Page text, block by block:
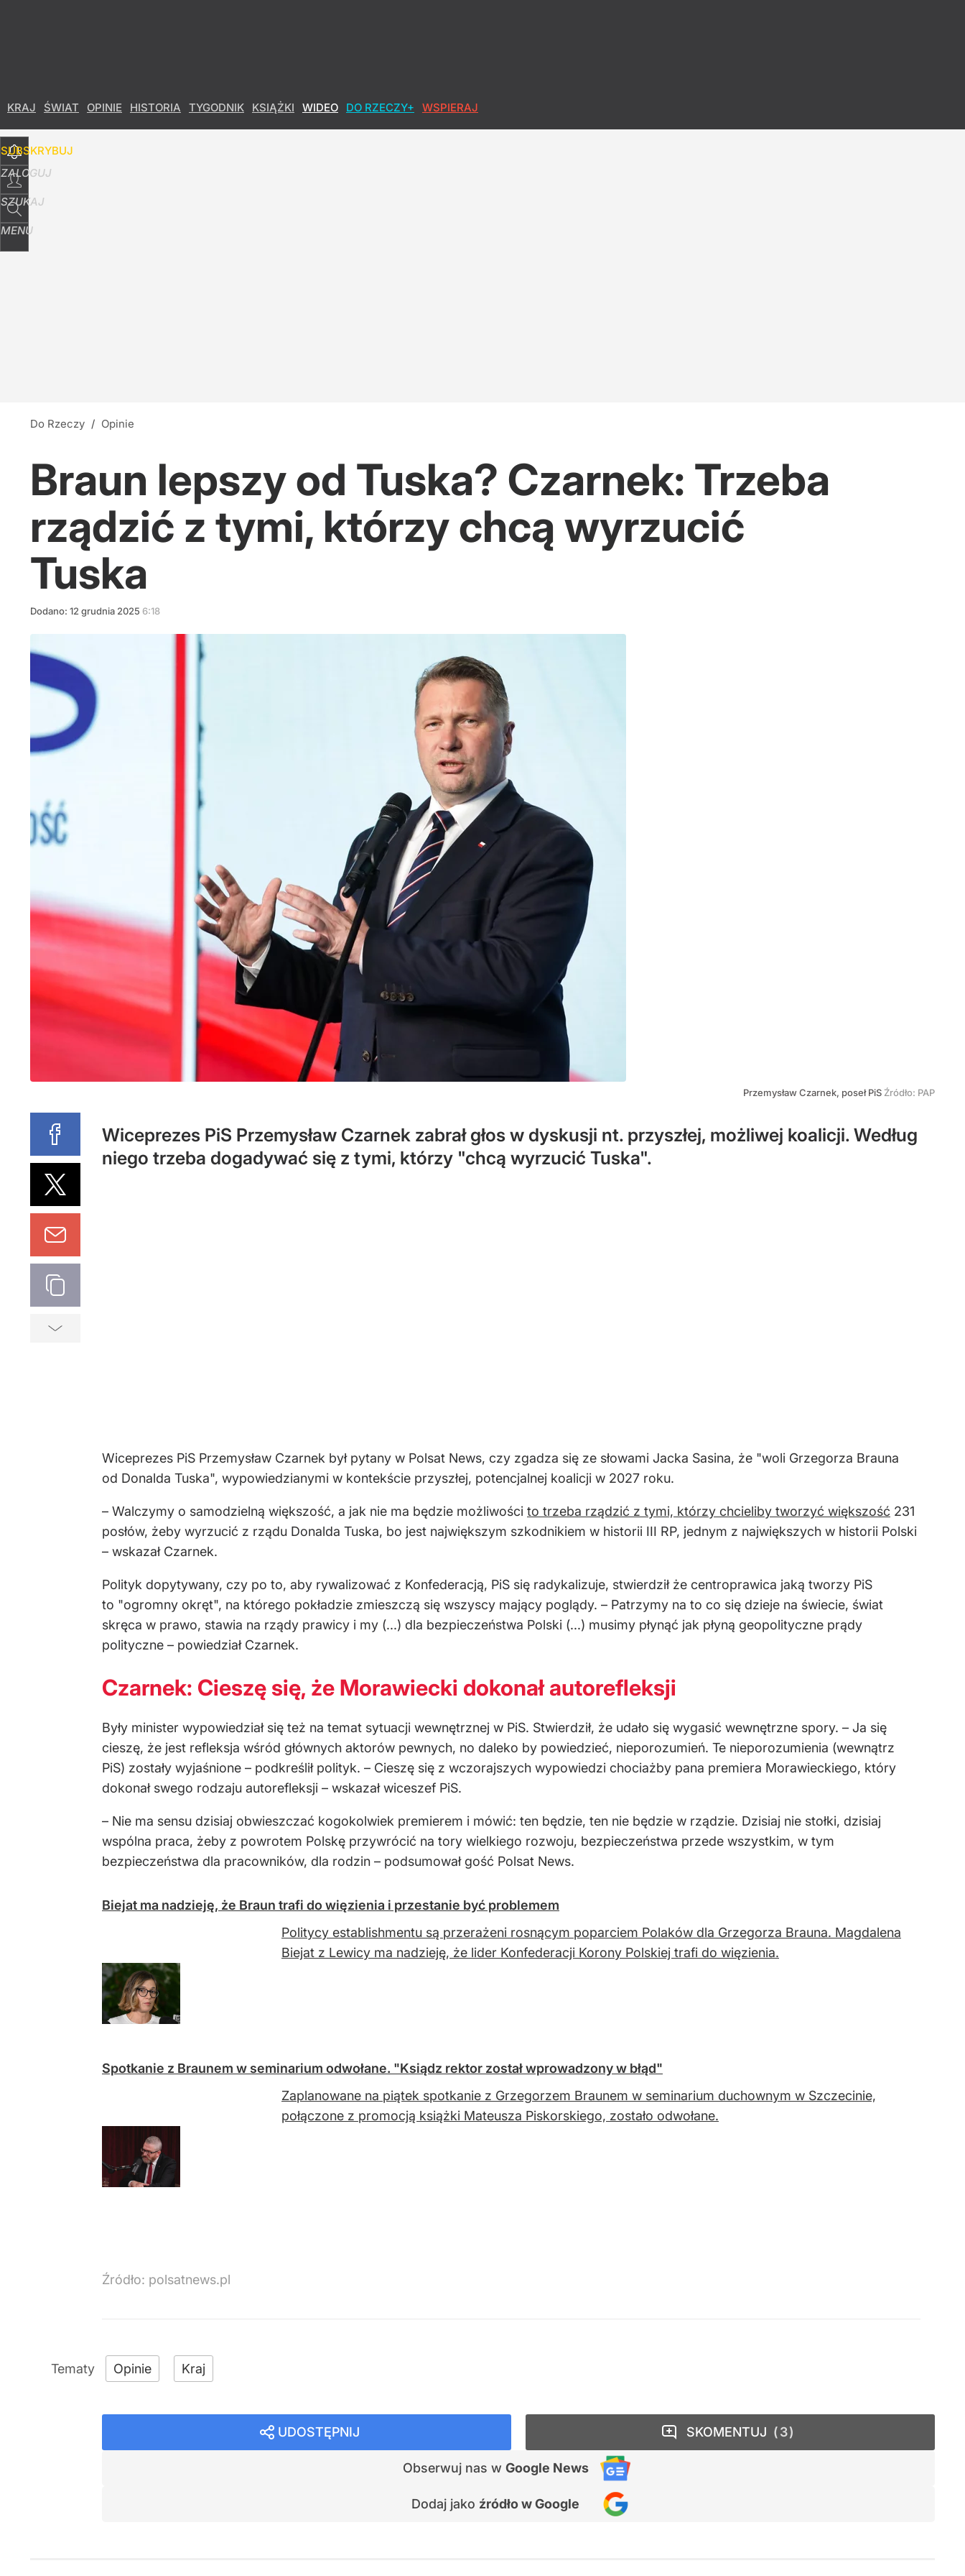
KRAJ ŚWIAT OPINIE HISTORIA TYGODNIK KSIĄŻKI WIDEO DO RZECZY+ WSPIERAJ
SUBSKRYBUJ
ZALOGUJ
SZUKAJ
MENU
Do Rzeczy / Opinie
Braun lepszy od Tuska? Czarnek: Trzeba
rządzić z tymi, którzy chcą wyrzucić
Tuska
Dodano: 12 grudnia 2025 6:18
Przemysław Czarnek, poseł PiS Źródło: PAP
Wiceprezes PiS Przemysław Czarnek zabrał głos w dyskusji nt. przyszłej, możliwej koalicji. Według
niego trzeba dogadywać się z tymi, którzy "chcą wyrzucić Tuska".
Wiceprezes PiS Przemysław Czarnek był pytany w Polsat News, czy zgadza się ze słowami Jacka Sasina, że "woli Grzegorza Brauna
od Donalda Tuska", wypowiedzianymi w kontekście przyszłej, potencjalnej koalicji w 2027 roku.
– Walczymy o samodzielną większość, a jak nie ma będzie możliwości to trzeba rządzić z tymi, którzy chcieliby tworzyć większość 231
posłów, żeby wyrzucić z rządu Donalda Tuska, bo jest największym szkodnikiem w historii III RP, jednym z największych w historii Polski
– wskazał Czarnek.
Polityk dopytywany, czy po to, aby rywalizować z Konfederacją, PiS się radykalizuje, stwierdził że centroprawica jaką tworzy PiS
to "ogromny okręt", na którego pokładzie zmieszczą się wszyscy mający poglądy. – Patrzymy na to co się dzieje na świecie, świat
skręca w prawo, stawia na rządy prawicy i my (...) dla bezpieczeństwa Polski (...) musimy płynąć jak płyną geopolityczne prądy
polityczne – powiedział Czarnek.
Czarnek: Cieszę się, że Morawiecki dokonał autorefleksji
Były minister wypowiedział się też na temat sytuacji wewnętrznej w PiS. Stwierdził, że udało się wygasić wewnętrzne spory. – Ja się
cieszę, że jest refleksja wśród głównych aktorów pewnych, no daleko by powiedzieć, nieporozumień. Te nieporozumienia (wewnątrz
PiS) zostały wyjaśnione – podkreślił polityk. – Cieszę się z wczorajszych wypowiedzi chociażby pana premiera Morawieckiego, który
dokonał swego rodzaju autorefleksji – wskazał wiceszef PiS.
– Nie ma sensu dzisiaj obwieszczać kogokolwiek premierem i mówić: ten będzie, ten nie będzie w rządzie. Dzisiaj nie stołki, dzisiaj
wspólna praca, żeby z powrotem Polskę przywrócić na tory wielkiego rozwoju, bezpieczeństwa przede wszystkim, w tym
bezpieczeństwa dla pracowników, dla rodzin – podsumował gość Polsat News.
Biejat ma nadzieję, że Braun trafi do więzienia i przestanie być problemem
Politycy establishmentu są przerażeni rosnącym poparciem Polaków dla Grzegorza Brauna. Magdalena
Biejat z Lewicy ma nadzieję, że lider Konfederacji Korony Polskiej trafi do więzienia.
Spotkanie z Braunem w seminarium odwołane. "Ksiądz rektor został wprowadzony w błąd"
Zaplanowane na piątek spotkanie z Grzegorzem Braunem w seminarium duchownym w Szczecinie,
połączone z promocją książki Mateusza Piskorskiego, zostało odwołane.
Źródło: polsatnews.pl
Opinie Kraj
UDOSTĘPNIJ
Obserwuj nas w Google News
Dodaj jako źródło w Google
SKOMENTUJ 3